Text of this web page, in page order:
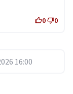
0 0
16:00